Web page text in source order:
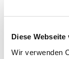
Diese
Wir verwenden
↳ StarMoney
↳